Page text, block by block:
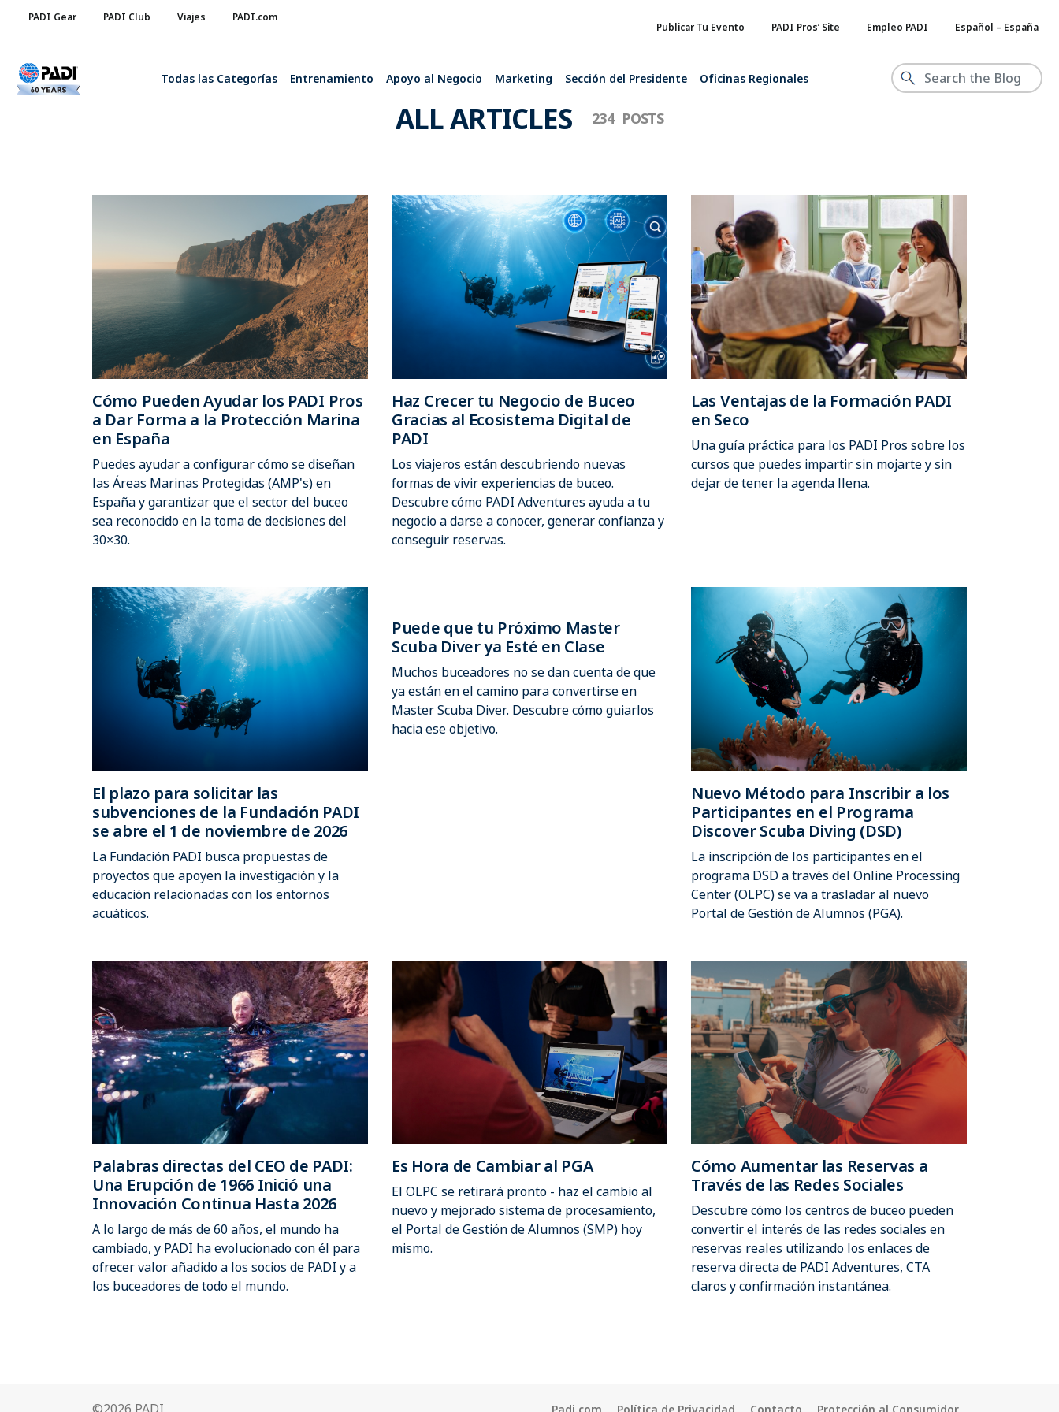
PADI Gear PADI Club Viajes PADI.com
Publicar Tu Evento PADI Pros’ Site Empleo PADI Español – España
Todas las Categorías Entrenamiento Apoyo al Negocio Marketing Sección del Presidente Oficinas Regionales
ALL ARTICLES
Cómo Pueden Ayudar los PADI Pros
a Dar Forma a la Protección Marina
en España
Puedes ayudar a configurar cómo se diseñan
las Áreas Marinas Protegidas (AMP's) en
España y garantizar que el sector del buceo
sea reconocido en la toma de decisiones del
30×30.
Haz Crecer tu Negocio de Buceo
Gracias al Ecosistema Digital de
PADI
Los viajeros están descubriendo nuevas
formas de vivir experiencias de buceo.
Descubre cómo PADI Adventures ayuda a tu
negocio a darse a conocer, generar confianza y
conseguir reservas.
Las Ventajas de la Formación PADI
en Seco
Una guía práctica para los PADI Pros sobre los
cursos que puedes impartir sin mojarte y sin
dejar de tener la agenda llena.
El plazo para solicitar las
subvenciones de la Fundación PADI
se abre el 1 de noviembre de 2026
La Fundación PADI busca propuestas de
proyectos que apoyen la investigación y la
educación relacionadas con los entornos
acuáticos.
Puede que tu Próximo Master
Scuba Diver ya Esté en Clase
Muchos buceadores no se dan cuenta de que
ya están en el camino para convertirse en
Master Scuba Diver. Descubre cómo guiarlos
hacia ese objetivo.
Nuevo Método para Inscribir a los
Participantes en el Programa
Discover Scuba Diving (DSD)
La inscripción de los participantes en el
programa DSD a través del Online Processing
Center (OLPC) se va a trasladar al nuevo
Portal de Gestión de Alumnos (PGA).
Palabras directas del CEO de PADI:
Una Erupción de 1966 Inició una
Innovación Continua Hasta 2026
A lo largo de más de 60 años, el mundo ha
cambiado, y PADI ha evolucionado con él para
ofrecer valor añadido a los socios de PADI y a
los buceadores de todo el mundo.
Es Hora de Cambiar al PGA
El OLPC se retirará pronto - haz el cambio al
nuevo y mejorado sistema de procesamiento,
el Portal de Gestión de Alumnos (SMP) hoy
mismo.
Cómo Aumentar las Reservas a
Través de las Redes Sociales
Descubre cómo los centros de buceo pueden
convertir el interés de las redes sociales en
reservas reales utilizando los enlaces de
reserva directa de PADI Adventures, CTA
claros y confirmación instantánea.